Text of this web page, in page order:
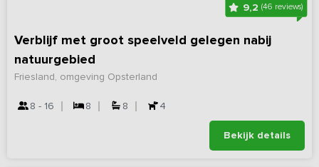
9,2 (46 reviews)
Verblijf met groot speelveld gelegen nabij
natuurgebied
Friesland, omgeving Opsterland
8 - 16 8 8 4
Bekijk details